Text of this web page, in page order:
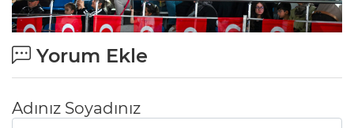
Yorum Ekle
Adınız Soyadınız